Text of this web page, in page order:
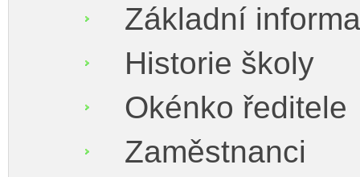
Základní
Historie školy
Okénko ředitele
Zaměstnanci